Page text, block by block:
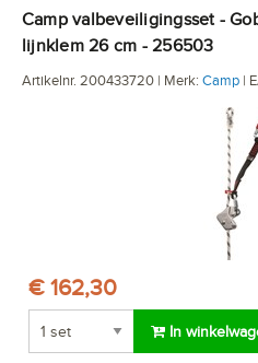
Camp valbeveiligingsset - Goblin - 10 m lijn - met
lijnklem 26 cm - 256503
Artikelnr. 200433720 | Merk: Camp |
€ 162,30
In